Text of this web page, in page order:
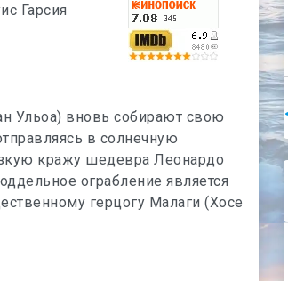
Гарсия
Ульоа) вновь собирают свою
в солнечную
кражу шедевра Леонардо
ограбление является
герцогу Малаги (Хосе